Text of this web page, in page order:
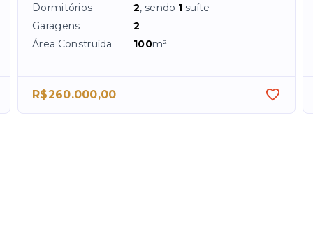
Dormitórios 2, sendo 1 suíte
Garagens
2
Área Construída
100m²
R$260.000,00